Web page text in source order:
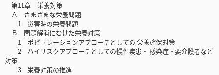
第11章 栄養対策
Ａ さまざまな栄養問題
1 災害時の栄養問題
Ｂ 問題解消にむけた栄養対策
1 ポピュレーションアプローチとしての 栄養確保対策
2 ハイリスクアプローチとしての慢性疾患・ 感染症・要介護者など
対策
3 栄養対策の推進